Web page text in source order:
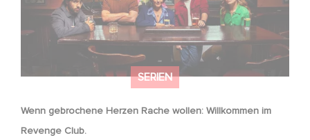
SERIEN
Wenn gebrochene Herzen Rache wollen: Willkommen im
Revenge Club.